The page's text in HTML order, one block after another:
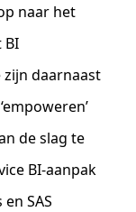
naar het
BI
zijn daarnaast
de slag te
BI-aanpak
SAS